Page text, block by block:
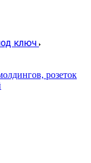
ключ
розеток